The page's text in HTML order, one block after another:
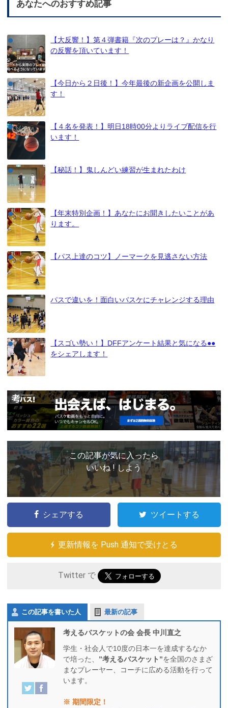
あなたへのおすすめ記事
【大反響！】第４弾書籍『次のプレーは？』かなり
の反響を頂いています！
【今日から２日後！】今年最後の新企画を公開しま
す！
【４名を発表！】明日18時00分よりライブ配信を行
います！
【秘話！】鬼しんどい練習が生まれたわけ
【年末特別企画！】あなたにお聞きしたいことがあ
ります。
【パス上達のコツ】ノーマークを見逃さない方法
パスで違いを！面白いバスケにチャレンジする理由
【スゴい勢い！】DFFアンケート結果と気になる●●
をシェアします！
この記事が気に入ったら
いいね ! しよう
シェアする ツイートする
更新情報を Push 通知で受けとる
Twitter で
この記事を書いた人 最新の記事
考えるバスケットの会 会長 中川直之
学生・社会人で10度の日本一を達成するなか
で培った、 ”考えるバスケット”を全国のさまざ
まなプレーヤー、コーチに広める活動を行って
います。
※ 期間限定！